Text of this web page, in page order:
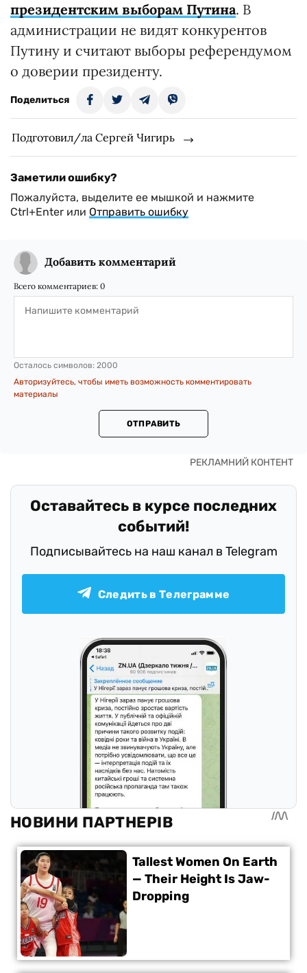
президентским выборам Путина. В
администрации не видят конкурентов
Путину и считают выборы референдумом
о доверии президенту.
Поделиться
Подготовил/ла Сергей Чигирь
Заметили ошибку?
Пожалуйста, выделите ее мышкой и нажмите
Ctrl+Enter или Отправить ошибку
Добавить комментарий
Всего комментариев: 0
Осталось символов: 2000
Авторизуйтесь, чтобы иметь возможность комментировать
материалы
ОТПРАВИТЬ
Оставайтесь в курсе последних
событий!
Подписывайтесь на наш канал в Telegram
Следить в Телеграмме